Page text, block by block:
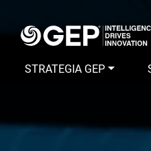
STRATEGIA GEP